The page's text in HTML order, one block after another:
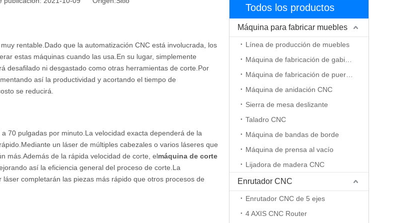
rentable.Dado que la automatización CNC está involucrada, los
estas máquinas cuando las usa.En su lugar, simplemente
desafilado ni desgastado como otras herramientas de corte.Por
así la productividad y acortando el tiempo de
se reducirá.
70 pulgadas por minuto.La velocidad exacta dependerá de la
un láser de múltiples cabezales o varios láseres que
más.Además de la rápida velocidad de corte, elmáquina de corte
así la eficiencia general del proceso de corte.La
completarán las piezas más rápido que otros procesos de
Todos los productos
Máquina para fabricar muebles
Línea de producción de muebles
Máquina de anidación CNC
Sierra de mesa deslizante
Taladro CNC
Máquina de bandas de borde
Máquina de prensa al vacío
Lijadora de madera CNC
Enrutador CNC
Enrutador CNC de 5 ejes
4 AXIS CNC Router